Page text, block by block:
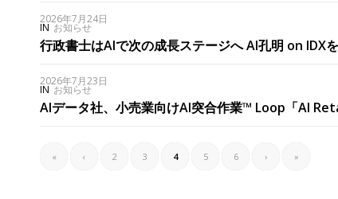
2026年7月24日
IN お知らせ
行政書士はAIで次の成長ステージへ AI孔明 on IDX
2026年7月23日
IN お知らせ
AIデータ社、小売業向けAI突合作業™ Loop「AI
« ‹ 2 3 4 5 6 › »